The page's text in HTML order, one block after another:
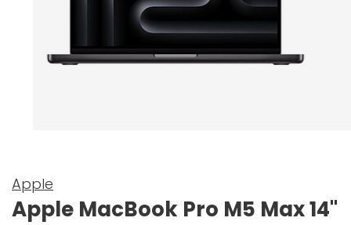
Apple
Apple MacBook Pro M5 Max 14"